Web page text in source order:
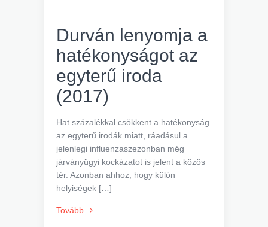
Durván lenyomja a
hatékonyságot az
egyterű iroda
(2017)
Hat százalékkal csökkent a hatékonyság
az egyterű irodák miatt, ráadásul a
jelenlegi influenzaszezonban még
járványügyi kockázatot is jelent a közös
tér. Azonban ahhoz, hogy külön
helyiségek […]
Tovább